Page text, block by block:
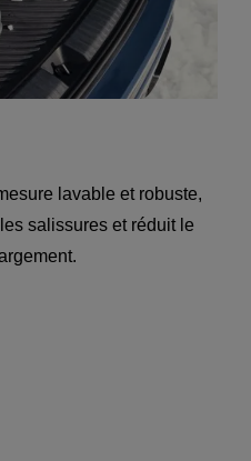
lavable et robuste,
salissures et réduit le